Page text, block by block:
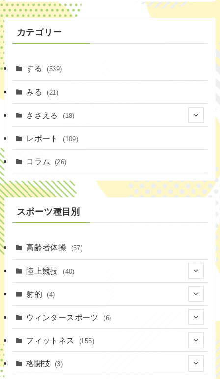
カテゴリー
する (539)
みる (21)
ささえる (18)
(4)
(1)
レポート (109)
コラム (26)
スポーツ種目別
高齢者体操 (57)
陸上競技 (40)
(2)
射的 (4)
(4)
ウィンタースポーツ (6)
(6)
フィットネス (155)
格闘技 (3)